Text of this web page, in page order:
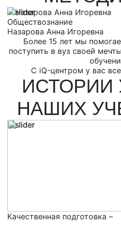
Обществознание
Назарова Анна Игоревна
Более 15 лет мы
поступить в вуз своей
С iQ-центром у вас
ИСТОРИИ
НАШИХ
Качественная подготовка –